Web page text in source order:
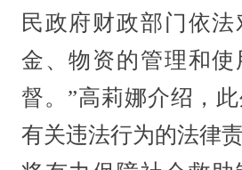
民政府财政部门依
金、物资的管理和使
督。”高莉娜介绍，
有关违法行为的法律